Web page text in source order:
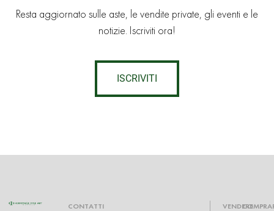
Resta aggiornato sulle aste, le vendite private, gli eventi e le
notizie. Iscriviti ora!
ISCRIVITI
CONTATTI
VENDERE